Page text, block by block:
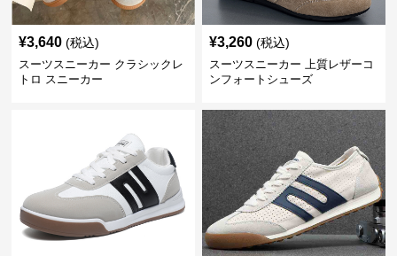
¥3,640 (税込)
スーツスニーカー クラシックレ
トロ スニーカー
¥3,260 (税込)
スーツスニーカー 上質レザーコ
ンフォートシューズ